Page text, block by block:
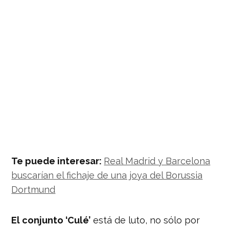
Te puede interesar: Real Madrid y Barcelona
buscarían el fichaje de una joya del Borussia
Dortmund
El conjunto ‘Culé’ está de luto, no sólo por